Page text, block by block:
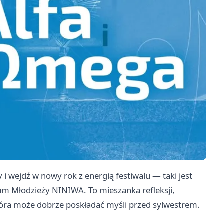
wejdź w nowy rok z energią festiwalu — taki jest
Młodzieży NINIWA. To mieszanka refleksji,
może dobrze poskładać myśli przed sylwestrem.